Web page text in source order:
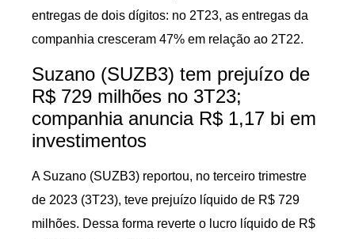
entregas de dois dígitos: no 2T23, as entregas da
companhia cresceram 47% em relação ao 2T22.
Suzano (SUZB3) tem prejuízo de
R$ 729 milhões no 3T23;
companhia anuncia R$ 1,17 bi em
investimentos
A Suzano (SUZB3) reportou, no terceiro trimestre
de 2023 (3T23), teve prejuízo líquido de R$ 729
milhões. Dessa forma reverte o lucro líquido de R$